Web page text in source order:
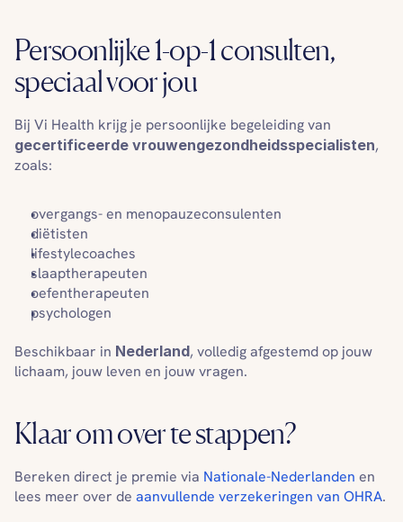
Persoonlijke 1-op-1 consulten,
speciaal voor jou
gecertificeerde vrouwengezondheids­specialisten,
zoals:
overgangs- en menopauzeconsulenten
diëtisten
lifestylecoaches
slaaptherapeuten
oefentherapeuten
psychologen
Beschikbaar in Nederland, volledig afgestemd op jouw
lichaam, jouw leven en jouw vragen.
Klaar om over te stappen?
Bereken direct je premie via Nationale-Nederlanden en
lees meer over de aanvullende verzekeringen van OHRA.